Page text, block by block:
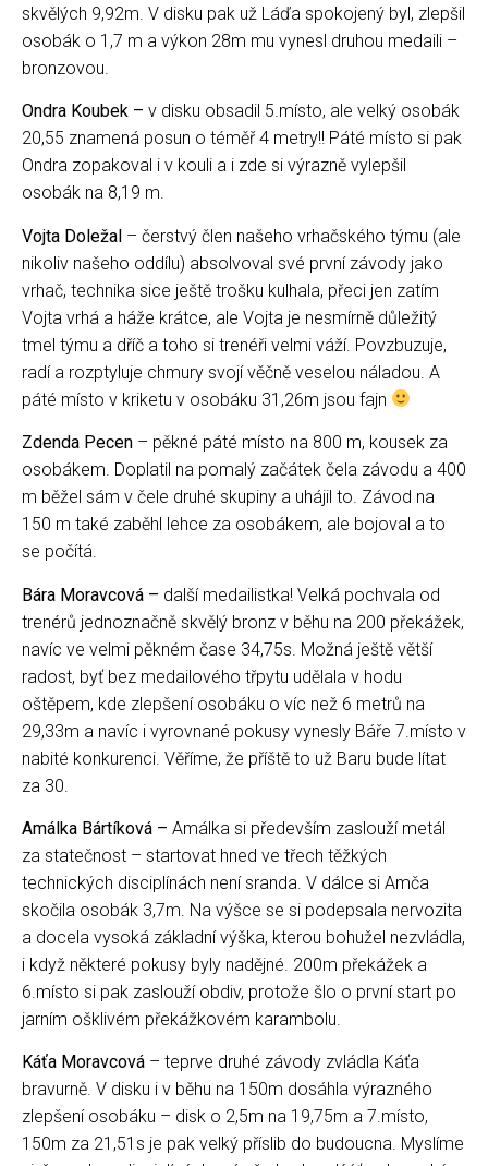
skvělých 9,92m. V disku pak už Láďa spokojený byl, zlepšil
osobák o 1,7 m a výkon 28m mu vynesl druhou medaili –
bronzovou.
Ondra Koubek – v disku obsadil 5.místo, ale velký osobák
20,55 znamená posun o téměř 4 metry!! Páté místo si pak
Ondra zopakoval i v kouli a i zde si výrazně vylepšil
osobák na 8,19 m.
Vojta Doležal – čerstvý člen našeho vrhačského týmu (ale
nikoliv našeho oddílu) absolvoval své první závody jako
vrhač, technika sice ještě trošku kulhala, přeci jen zatím
Vojta vrhá a háže krátce, ale Vojta je nesmírně důležitý
tmel týmu a dříč a toho si trenéři velmi váží. Povzbuzuje,
radí a rozptyluje chmury svojí věčně veselou náladou. A
páté místo v kriketu v osobáku 31,26m jsou fajn
Zdenda Pecen – pěkné páté místo na 800 m, kousek za
osobákem. Doplatil na pomalý začátek čela závodu a 400
m běžel sám v čele druhé skupiny a uhájil to. Závod na
150 m také zaběhl lehce za osobákem, ale bojoval a to
se počítá.
Bára Moravcová – další medailistka! Velká pochvala od
trenérů jednoznačně skvělý bronz v běhu na 200 překážek,
navíc ve velmi pěkném čase 34,75s. Možná ještě větší
radost, byť bez medailového třpytu udělala v hodu
oštěpem, kde zlepšení osobáku o víc než 6 metrů na
29,33m a navíc i vyrovnané pokusy vynesly Báře 7.místo v
nabité konkurenci. Věříme, že příště to už Baru bude lítat
za 30.
Amálka Bártíková – Amálka si především zaslouží metál
za statečnost – startovat hned ve třech těžkých
technických disciplínách není sranda. V dálce si Amča
skočila osobák 3,7m. Na výšce se si podepsala nervozita
a docela vysoká základní výška, kterou bohužel nezvládla,
i když některé pokusy byly nadějné. 200m překážek a
6.místo si pak zaslouží obdiv, protože šlo o první start po
jarním ošklivém překážkovém karambolu.
Káťa Moravcová – teprve druhé závody zvládla Káťa
bravurně. V disku i v běhu na 150m dosáhla výrazného
zlepšení osobáku – disk o 2,5m na 19,75m a 7.místo,
150m za 21,51s je pak velký příslib do budoucna. Myslíme